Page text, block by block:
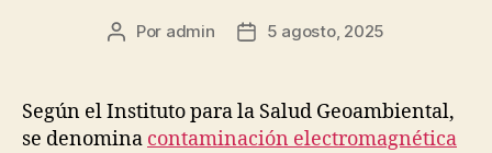
Autor
publicación
Por admin
Fecha
publicación
5 agosto, 2025
Según el Instituto para la Salud Geoambiental,
se denomina contaminación electromagnética